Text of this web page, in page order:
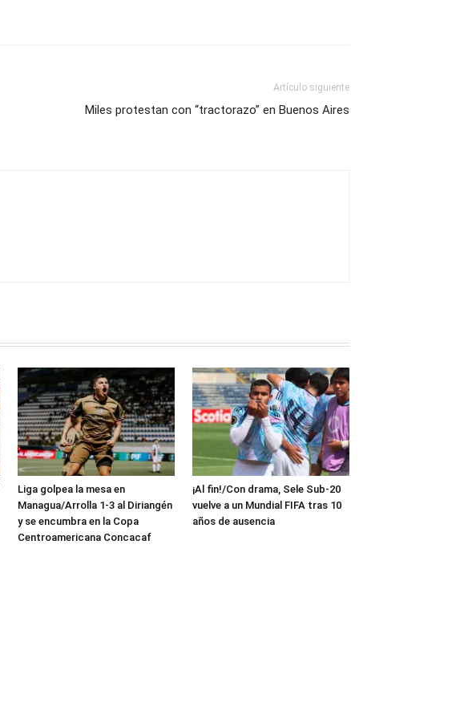
Artículo siguiente
Miles protestan con “tractorazo” en Buenos Aires
Liga golpea la mesa en
Managua/Arrolla 1-3 al Diriangén
y se encumbra en la Copa
Centroamericana Concacaf
¡Al fin!/Con drama, Sele Sub-20
vuelve a un Mundial FIFA tras 10
años de ausencia